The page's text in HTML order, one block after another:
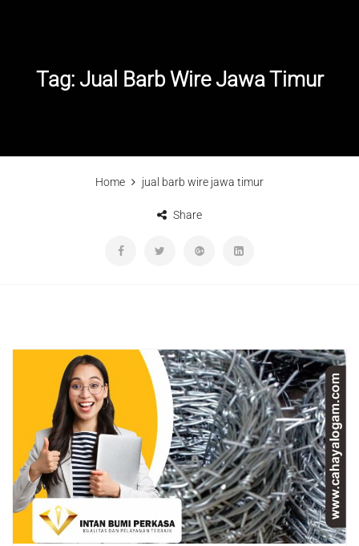
Tag: Jual Barb Wire Jawa Timur
Home jual barb wire jawa timur
Share